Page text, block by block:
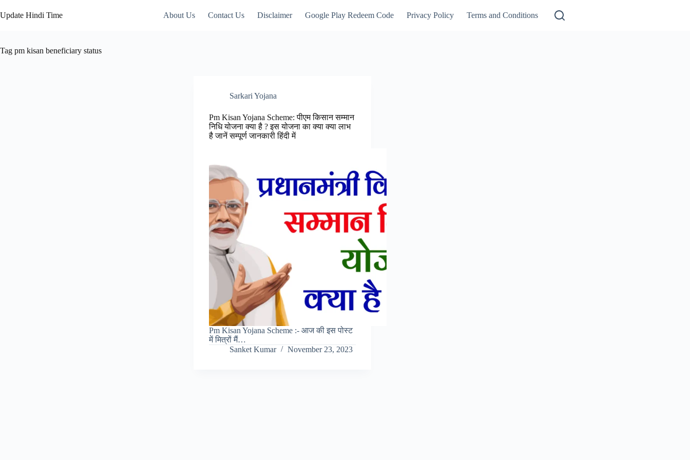
to
content
Update Hindi Time About Us Contact Us Disclaimer Google Play Redeem Code Privacy Policy Terms and Conditions
Tag pm kisan beneficiary status
Sarkari Yojana
Pm Kisan Yojana Scheme: पीएम किसान सम्मान
निधि योजना क्या है ? इस योजना का क्या क्या लाभ
है जानें सम्पूर्ण जानकारी हिंदी में
Pm Kisan Yojana Scheme :- आज की इस पोस्ट
में मित्रों मैं…
Sanket Kumar
November 23, 2023